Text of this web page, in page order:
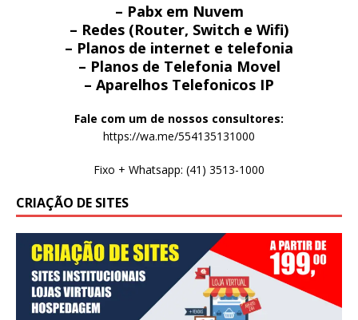
– Pabx em Nuvem
– Redes (Router, Switch e Wifi)
– Planos de internet e telefonia
– Planos de Telefonia Movel
– Aparelhos Telefonicos IP
Fale com um de nossos consultores:
https://wa.me/554135131000
Fixo + Whatsapp: (41) 3513-1000
CRIAÇÃO DE SITES